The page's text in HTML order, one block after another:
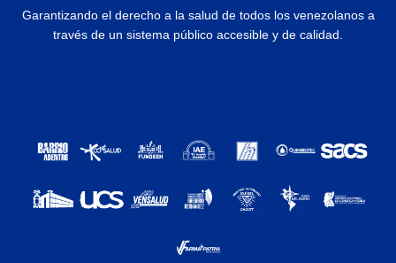
Garantizando el derecho a la salud de todos los venezolanos a
través de un sistema público accesible y de calidad.